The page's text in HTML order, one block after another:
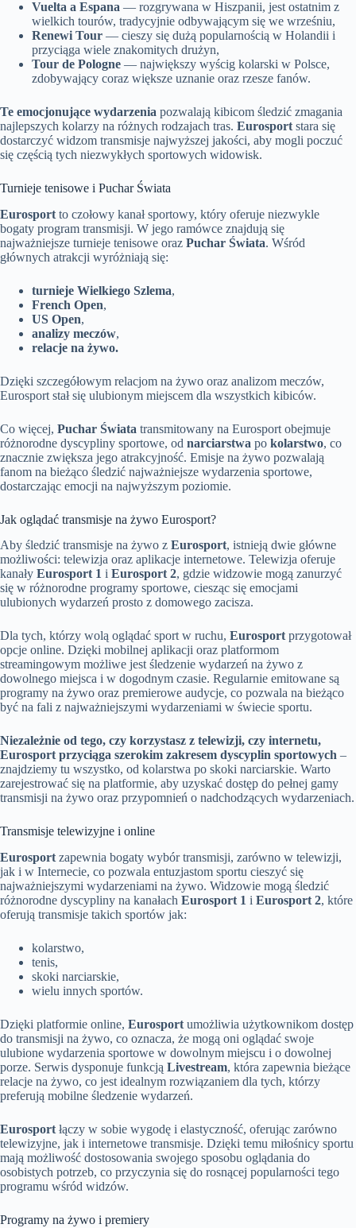
Vuelta a Espana — rozgrywana w Hiszpanii, jest ostatnim z
wielkich tourów, tradycyjnie odbywającym się we wrześniu,
Renewi Tour — cieszy się dużą popularnością w Holandii i
przyciąga wiele znakomitych drużyn,
Tour de Pologne — największy wyścig kolarski w Polsce,
zdobywający coraz większe uznanie oraz rzesze fanów.
Te emocjonujące wydarzenia pozwalają kibicom śledzić zmagania
najlepszych kolarzy na różnych rodzajach tras. Eurosport stara się
dostarczyć widzom transmisje najwyższej jakości, aby mogli poczuć
się częścią tych niezwykłych sportowych widowisk.
Turnieje tenisowe i Puchar Świata
Eurosport to czołowy kanał sportowy, który oferuje niezwykle
bogaty program transmisji. W jego ramówce znajdują się
najważniejsze turnieje tenisowe oraz Puchar Świata. Wśród
głównych atrakcji wyróżniają się:
turnieje Wielkiego Szlema,
French Open,
US Open,
analizy meczów,
relacje na żywo.
Dzięki szczegółowym relacjom na żywo oraz analizom meczów,
Eurosport stał się ulubionym miejscem dla wszystkich kibiców.
Co więcej, Puchar Świata transmitowany na Eurosport obejmuje
różnorodne dyscypliny sportowe, od narciarstwa po kolarstwo, co
znacznie zwiększa jego atrakcyjność. Emisje na żywo pozwalają
fanom na bieżąco śledzić najważniejsze wydarzenia sportowe,
dostarczając emocji na najwyższym poziomie.
Jak oglądać transmisje na żywo Eurosport?
Aby śledzić transmisje na żywo z Eurosport, istnieją dwie główne
możliwości: telewizja oraz aplikacje internetowe. Telewizja oferuje
kanały Eurosport 1 i Eurosport 2, gdzie widzowie mogą zanurzyć
się w różnorodne programy sportowe, ciesząc się emocjami
ulubionych wydarzeń prosto z domowego zacisza.
Dla tych, którzy wolą oglądać sport w ruchu, Eurosport przygotował
opcje online. Dzięki mobilnej aplikacji oraz platformom
streamingowym możliwe jest śledzenie wydarzeń na żywo z
dowolnego miejsca i w dogodnym czasie. Regularnie emitowane są
programy na żywo oraz premierowe audycje, co pozwala na bieżąco
być na fali z najważniejszymi wydarzeniami w świecie sportu.
Niezależnie od tego, czy korzystasz z telewizji, czy internetu,
Eurosport przyciąga szerokim zakresem dyscyplin sportowych –
znajdziemy tu wszystko, od kolarstwa po skoki narciarskie. Warto
zarejestrować się na platformie, aby uzyskać dostęp do pełnej gamy
transmisji na żywo oraz przypomnień o nadchodzących wydarzeniach.
Transmisje telewizyjne i online
Eurosport zapewnia bogaty wybór transmisji, zarówno w telewizji,
jak i w Internecie, co pozwala entuzjastom sportu cieszyć się
najważniejszymi wydarzeniami na żywo. Widzowie mogą śledzić
różnorodne dyscypliny na kanałach Eurosport 1 i Eurosport 2, które
oferują transmisje takich sportów jak:
kolarstwo,
tenis,
skoki narciarskie,
wielu innych sportów.
Dzięki platformie online, Eurosport umożliwia użytkownikom dostęp
do transmisji na żywo, co oznacza, że mogą oni oglądać swoje
ulubione wydarzenia sportowe w dowolnym miejscu i o dowolnej
porze. Serwis dysponuje funkcją Livestream, która zapewnia bieżące
relacje na żywo, co jest idealnym rozwiązaniem dla tych, którzy
preferują mobilne śledzenie wydarzeń.
Eurosport łączy w sobie wygodę i elastyczność, oferując zarówno
telewizyjne, jak i internetowe transmisje. Dzięki temu miłośnicy sportu
mają możliwość dostosowania swojego sposobu oglądania do
osobistych potrzeb, co przyczynia się do rosnącej popularności tego
programu wśród widzów.
Programy na żywo i premiery